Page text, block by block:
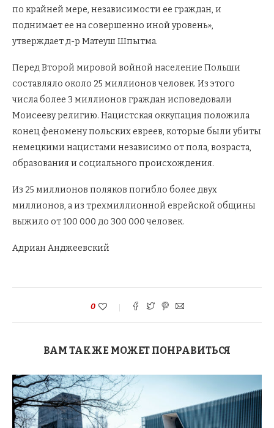
по крайней мере, независимости ее граждан, и
поднимает ее на совершенно иной уровень»,
утверждает д-р Матеуш Шпытма.
Перед Второй мировой войной население Польши
составляло около 25 миллионов человек. Из этого
числа более 3 миллионов граждан исповедовали
Моисееву религию. Нацистская оккупация положила
конец феномену польских евреев, которые были убиты
немецкими нацистами независимо от пола, возраста,
образования и социального происхождения.
Из 25 миллионов поляков погибло более двух
миллионов, а из трехмиллионной еврейской общины
выжило от 100 000 до 300 000 человек.
Адриан Анджеевский
0
ВАМ ТАКЖЕ МОЖЕТ ПОНРАВИТЬСЯ